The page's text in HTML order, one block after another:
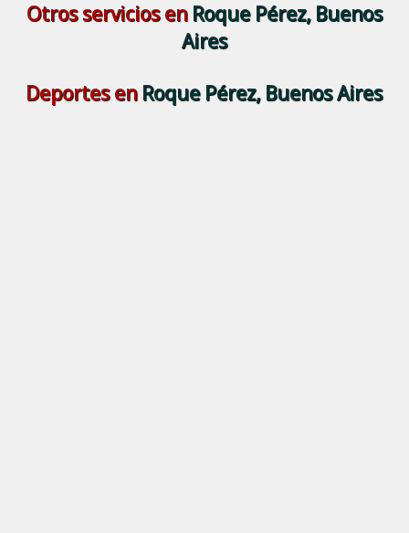
Otros servicios en Roque Pérez, Buenos
Aires
Deportes en Roque Pérez, Buenos Aires